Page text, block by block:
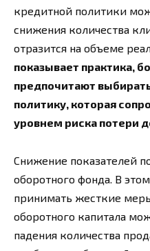
кредитной политики
снижения количества
отразится на объеме
показывает практика,
предпочитают
политику, которая
уровнем риска потери
Снижение показателей
оборотного фонда. В
принимать жесткие
оборотного капитала
падения количества